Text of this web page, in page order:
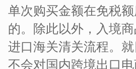
单次购买金额在免税
的。除此以外，入境
进口海关清关流程。
不会对国内跨境出口电